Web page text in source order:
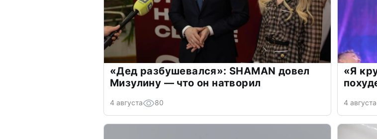
«Дед разбушевался»: SHAMAN довел
Мизулину — что он натворил
4 августа 80
«Я
4 августа